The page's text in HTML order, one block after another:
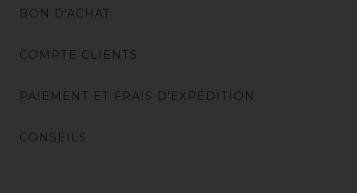
BON D'ACHAT
COMPTE CLIENTS
PAIEMENT ET FRAIS D'EXPÉDITION
CONSEILS